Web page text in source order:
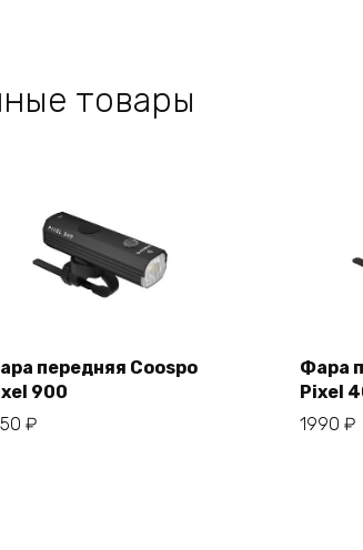
товары
передняя Coospo
900
₽
Фара
Pixel
1990 ₽